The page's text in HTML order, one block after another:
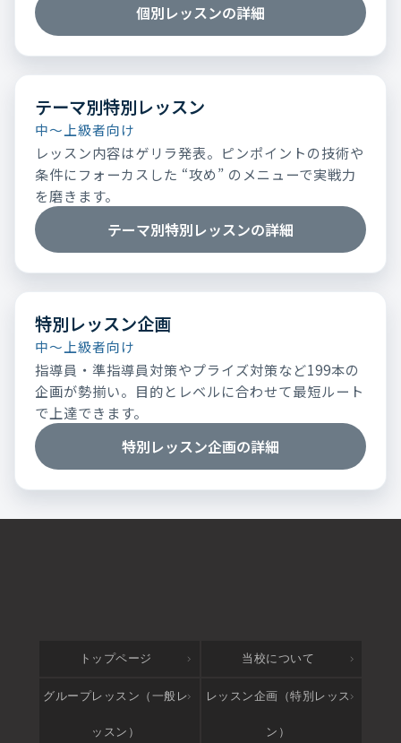
個別レッスンの詳細
テーマ別特別レッスン
中～上級者向け
レッスン内容はゲリラ発表。ピンポイントの技術や
条件にフォーカスした “攻め” のメニューで実戦力
を磨きます。
テーマ別特別レッスンの詳細
特別レッスン企画
中～上級者向け
指導員・準指導員対策やプライズ対策など199本の
企画が勢揃い。目的とレベルに合わせて最短ルート
で上達できます。
特別レッスン企画の詳細
トップページ 当校について
グループレッスン（一般レ
ッスン）
レッスン企画（特別レッス
ン）